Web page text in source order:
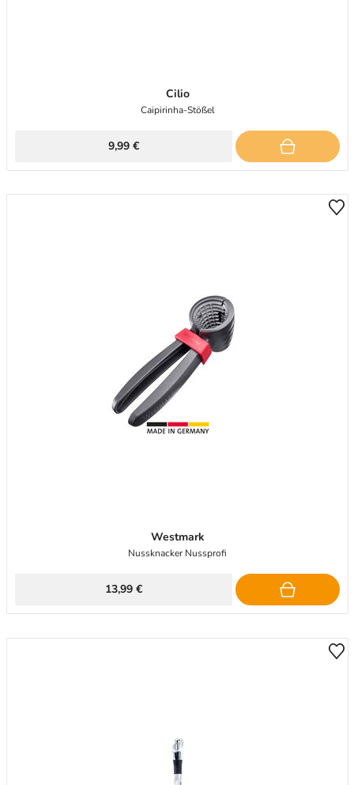
Cilio
Caipirinha-Stößel
9,99 €
Westmark
Nussknacker Nussprofi
13,99 €